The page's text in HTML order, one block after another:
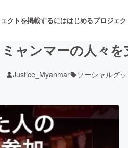
クトを掲載するにははじめるプロジェ
舞台
ャンマーの人々
Justice_Myanmar ソーシャルグッ